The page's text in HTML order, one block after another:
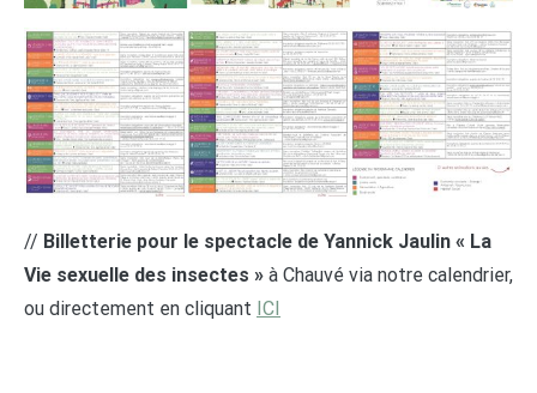
// Billetterie pour le spectacle de Yannick Jaulin « La
Vie sexuelle des insectes » à Chauvé via notre calendrier,
ou directement en cliquant ICI